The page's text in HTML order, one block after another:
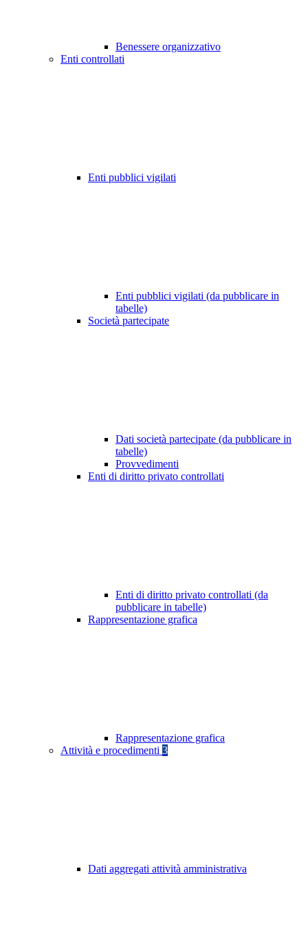
Benessere organizzativo
Enti controllati
Enti pubblici vigilati
Enti pubblici vigilati (da pubblicare in
tabelle)
Società partecipate
Dati società partecipate (da pubblicare in
tabelle)
Provvedimenti
Enti di diritto privato controllati
Enti di diritto privato controllati (da
pubblicare in tabelle)
Rappresentazione grafica
Rappresentazione grafica
Attività e procedimenti 3
Dati aggregati attività amministrativa